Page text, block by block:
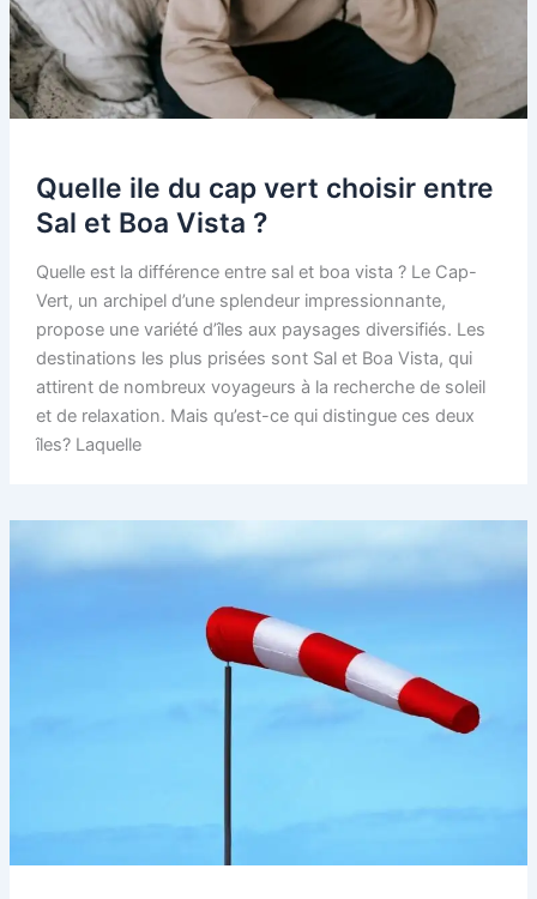
Quelle ile du cap vert choisir entre
Sal et Boa Vista ?
Quelle est la différence entre sal et boa vista ? Le Cap-
Vert, un archipel d’une splendeur impressionnante,
propose une variété d’îles aux paysages diversifiés. Les
destinations les plus prisées sont Sal et Boa Vista, qui
attirent de nombreux voyageurs à la recherche de soleil
et de relaxation. Mais qu’est-ce qui distingue ces deux
îles? Laquelle